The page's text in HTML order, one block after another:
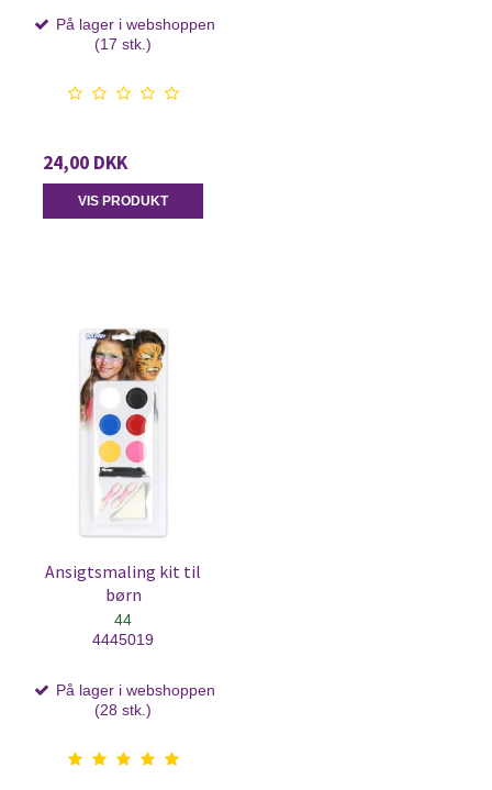
På lager i webshoppen
(17 stk.)
24,00 DKK
VIS PRODUKT
Ansigtsmaling kit til
børn
44
4445019
På lager i webshoppen
(28 stk.)